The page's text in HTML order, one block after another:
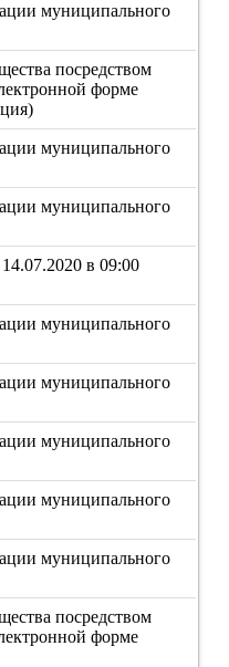
муниципального
посредством
форме
муниципального
муниципального
в 09:00
муниципального
муниципального
муниципального
муниципального
муниципального
посредством
форме